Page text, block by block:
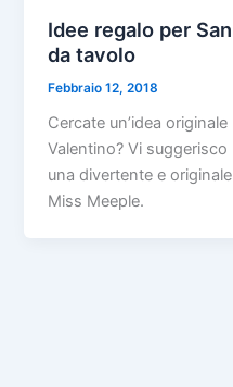
Idee regalo per
da tavolo
Febbraio 12, 2018
Cercate un’idea
Valentino? Vi
una divertente e
Miss Meeple.